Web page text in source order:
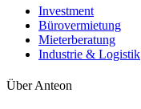
Investment
Bürovermietung
Mieterberatung
Industrie & Logistik
Über Anteon